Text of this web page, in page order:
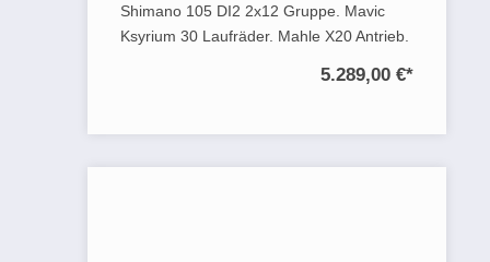
Shimano 105 DI2 2x12 Gruppe. Mavic
Ksyrium 30 Laufräder. Mahle X20 Antrieb.
5.289,00 €*